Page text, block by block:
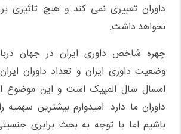
داوران تعییری نمی کند و هیچ تاثیری
نخواهد داشت.
چهره شاخص داوری ایران در جهان
وضعیت داوری ایران و تعداد داوران
امسال سال المپیک است و این موضوع
داوران ما دارد. امیدوارم بیشترین سهمیه
باشیم اما با توجه به بحث برابری